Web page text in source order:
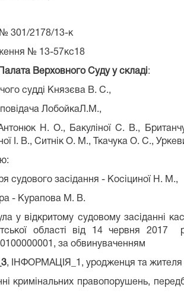
301/2178/13-к
№ 13-57кс18
Верховного Суду у складі:
судді Князєва В. С.,
ЛобойкаЛ.М.,
Н. О., Бакуліної С. В.,
І. В., Ситнік О. М., Ткачука О. С.,
судового засідання - Косіциної Н. М.,
- Курапова М. В.
у відкритому судовому засіданні
області від 14 червня 2017
за обвинуваченням
, ІНФОРМАЦІЯ_1, уродженця та
кримінальних правопорушень,